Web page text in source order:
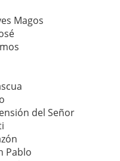
Magos
del Señor
Pablo